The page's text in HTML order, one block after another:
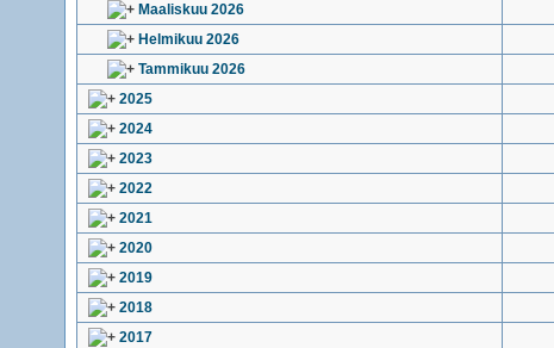
Maaliskuu 2026
Helmikuu 2026
Tammikuu 2026
2025
2024
2023
2022
2021
2020
2019
2018
2017